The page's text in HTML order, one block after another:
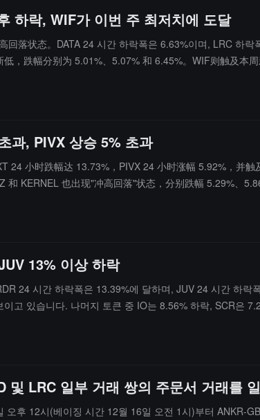
하락, WIF가 이번 주 최저치에 도달
回落状态。DATA 24 시간 하락폭은 6.63%이며, LRC 하
，跌幅分别为 5.01%、5.07% 和 6.45%。WIF则触及本周
과, PIVX 상승 5% 초과
24 小时跌幅达 13.73%，PIVX 24 小时涨幅 5.92%，并
KERNEL 也出现"冲高回落"状态，分别跌幅 5.29%、
13% 이상 하락
24 시간 하락폭은 13.39%에 달하며, JUV 24 시간 하
고 있습니다. 나머지 토큰 중 IO는 8.56% 하락, SCR은
LRC 일부 거래 쌍의 주문서 거래를
후 12시(베이징 시간 12월 16일 오전 1시)부터 ANKR-